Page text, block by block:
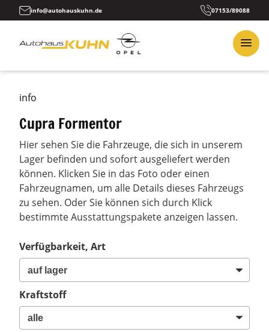
info@autohauskuhn.de 07153/89088
info
Cupra Formentor
Hier sehen Sie die Fahrzeuge, die sich in unserem
Lager befinden und sofort ausgeliefert werden
können. Klicken Sie in das Foto oder einen
Fahrzeugnamen, um alle Details dieses Fahrzeugs
zu sehen. Oder Sie können sich durch Klick
bestimmte Ausstattungspakete anzeigen lassen.
Verfügbarkeit, Art
Kraftstoff